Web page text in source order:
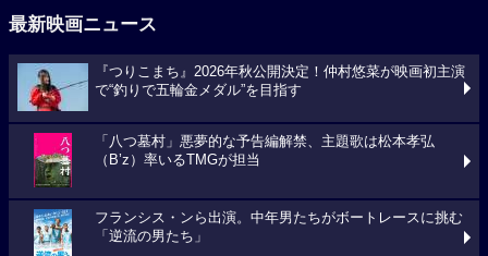
最新映画ニュース
『つりこまち』2026年秋公開決定！仲村悠菜が映画初主演
で“釣りで五輪金メダル”を目指す
「八つ墓村」悪夢的な予告編解禁、主題歌は松本孝弘
（B’z）率いるTMGが担当
フランシス・ンら出演。中年男たちがボートレースに挑む
「逆流の男たち」